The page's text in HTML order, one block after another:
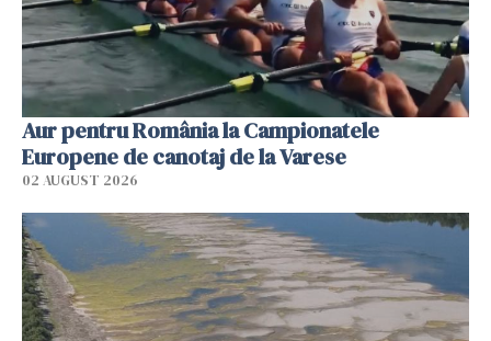
Aur pentru România la Campionatele
Europene de canotaj de la Varese
02 AUGUST 2026